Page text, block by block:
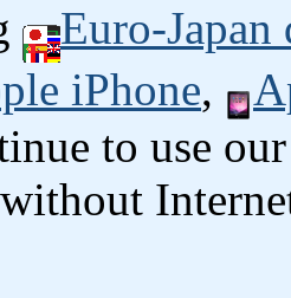
Euro-
iPhone,
to use